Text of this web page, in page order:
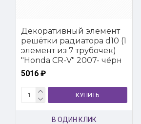
Декоративный элемент
решётки радиатора d10 (1
элемент из 7 трубочек)
"Honda CR-V" 2007- чёрн
5016 ₽
КУПИТЬ
В ОДИН КЛИК